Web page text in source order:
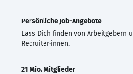
Persönliche Job-Angebote
Lass Dich finden von Arbeitgebern
Recruiter·innen.
21 Mio. Mitglieder